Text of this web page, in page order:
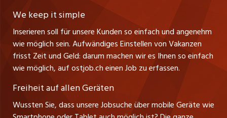
Führungspositionen
Management / Kader-Jobs
Berufsgruppen
Stellenmeldepflicht
Schnittstelle
Impressum
zentraljob.ch
jobbasel.ch
jobbern.ch
jobmittelland.ch
jobzüri.ch
CH-9001 St. Gallen
Tel. +41 71 272 73 80
info@ostjob.ch/inserate@ostjob.ch
Henrik Jasek
Leiter ostjob.ch
Fredy Pillinger
Verkauf und Beratung
Christoph Walzl
We keep it simple
Inserieren soll für unsere Kunden so einfach und angenehm
wie möglich sein. Aufwändiges Einstellen von Vakanzen
frisst Zeit und Geld: darum machen wir es Ihnen so einfach
wie möglich, auf ostjob.ch einen Job zu erfassen.
Freiheit auf allen Geräten
Wussten Sie, dass unsere Jobsuche über mobile Geräte wie